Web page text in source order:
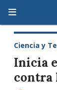
Inicia
contra
Ciencia y